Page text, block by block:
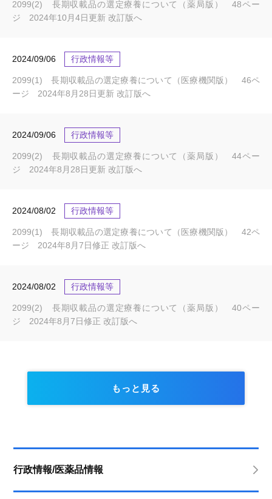
2099(2) 長期収載品の選定療養について（薬局版） 48ペー
ジ 2024年10月4日更新 改訂版へ
2024/09/06 行政情報等
2099(1) 長期収載品の選定療養について（医療機関版） 46ペ
ージ 2024年8月28日更新 改訂版へ
2024/09/06 行政情報等
2099(2) 長期収載品の選定療養について（薬局版） 44ペー
ジ 2024年8月28日更新 改訂版へ
2024/08/02 行政情報等
2099(1) 長期収載品の選定療養について（医療機関版） 42ペ
ージ 2024年8月7日修正 改訂版へ
2024/08/02 行政情報等
2099(2) 長期収載品の選定療養について（薬局版） 40ペー
ジ 2024年8月7日修正 改訂版へ
もっと見る
行政情報/医薬品情報